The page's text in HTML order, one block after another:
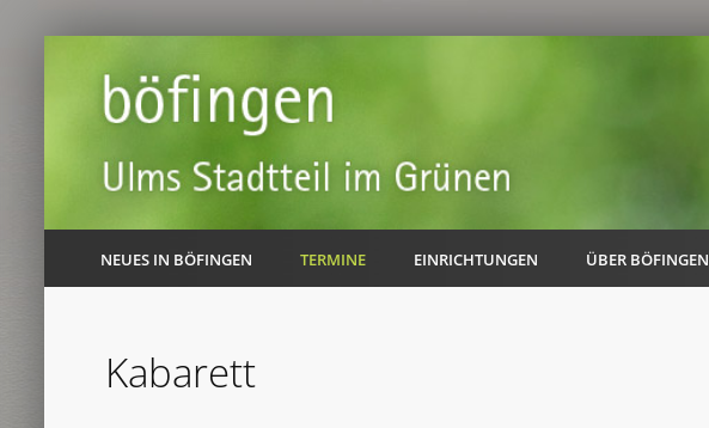
NEUES IN BÖFINGEN TERMINE EINRICHTUNGEN ÜBER BÖFINGEN
Kabarett